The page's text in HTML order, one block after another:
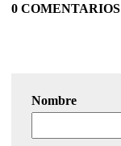
0 COMENTARIOS
Nombre